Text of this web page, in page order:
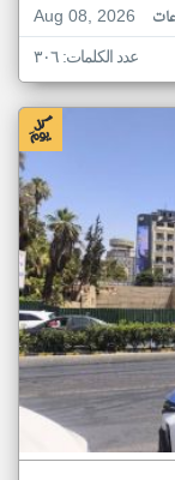
Aug 08, 2026
عدد الكلمات: ٣٠٦